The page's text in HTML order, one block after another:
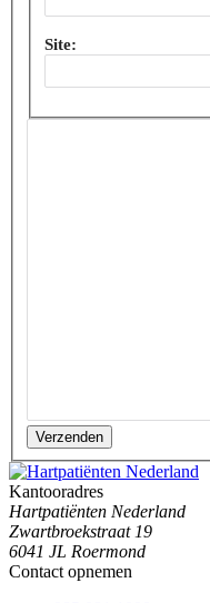
Site:
Verzenden
Kantooradres
Hartpatiënten Nederland
Zwartbroekstraat 19
6041 JL Roermond
Contact opnemen